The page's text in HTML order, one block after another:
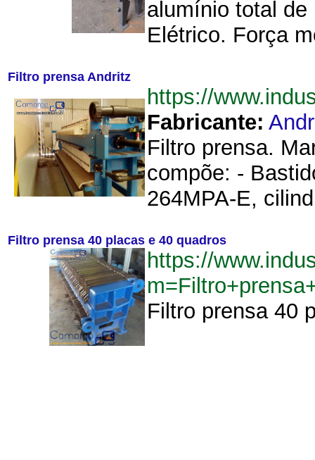
alumínio total
Elétrico. Força
Filtro prensa Andritz
https://
Fabricante:
Filtro prensa.
compõe: -
264MPA-E,
Filtro prensa 40 placas e 40 quadros
https://
Filtro prensa 40